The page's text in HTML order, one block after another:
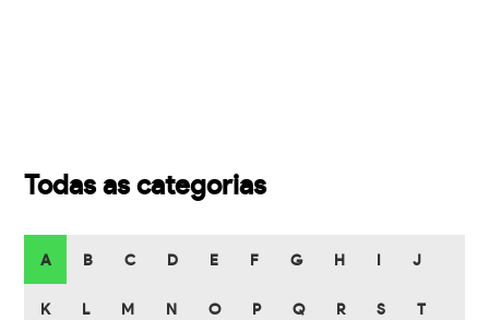
Todas as categorias
A B C D E F G H J
K L M N O P Q R S T